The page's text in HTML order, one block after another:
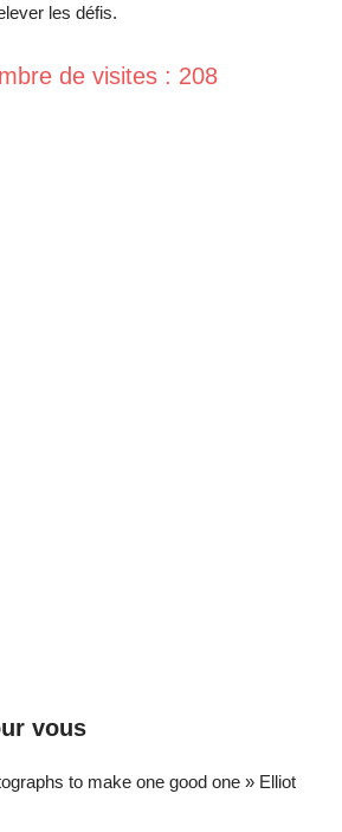
les défis.
de visites : 208
vous
to make one good one » Elliot